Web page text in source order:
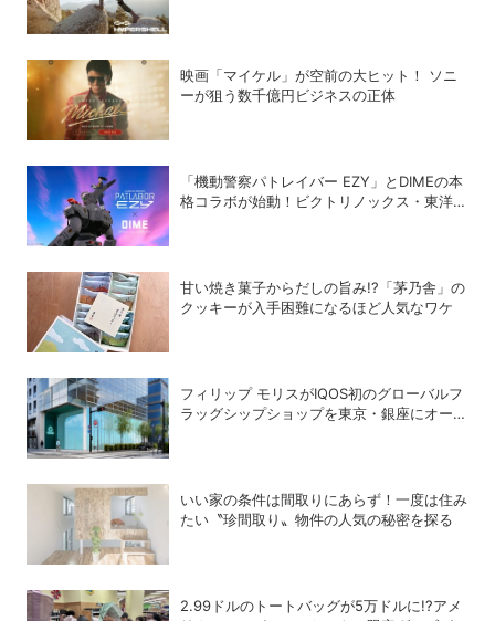
映画「マイケル」が空前の大ヒット！ ソニ
ーが狙う数千億円ビジネスの正体
「機動警察パトレイバー EZY」とDIMEの本
格コラボが始動！ビクトリノックス・東洋ス
甘い焼き菓子からだしの旨み!?「茅乃舎」の
クッキーが入手困難になるほど人気なワケ
フィリップ モリスがIQOS初のグローバルフ
ラッグシップショップを東京・銀座にオープ
いい家の条件は間取りにあらず！一度は住み
たい〝珍間取り〟物件の人気の秘密を探る
2.99ドルのトートバッグが5万ドルに!?アメ